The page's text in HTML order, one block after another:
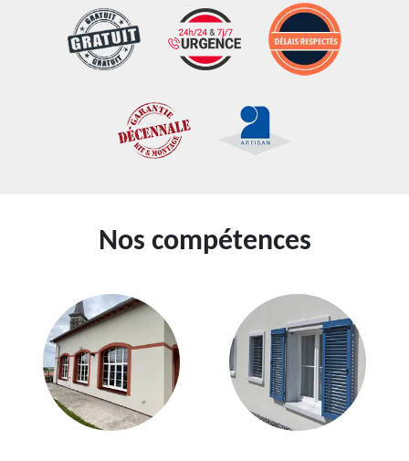
Nos compétences